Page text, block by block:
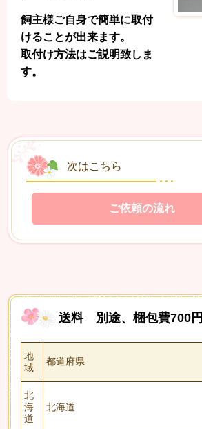
飼主様ご自身で簡単に取付
けることが出来ます。
取付け方法はご説明致しま
す。
次はこちら
ご依頼の流れ
送料別途、梱包費700円
地
域
都道府県
北
海
道
北海道